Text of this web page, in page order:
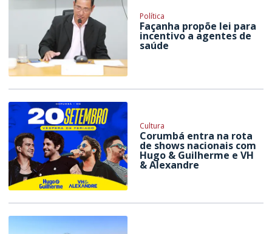
Política
Façanha propõe lei para
incentivo a agentes de
saúde
Cultura
Corumbá entra na rota
de shows nacionais com
Hugo & Guilherme e VH
& Alexandre